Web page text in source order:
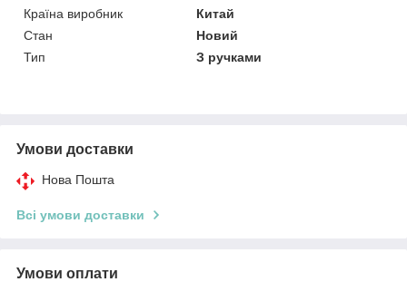
Країна виробник
Китай
Стан
Новий
Тип
З ручками
Умови доставки
Нова Пошта
Всі умови доставки
Умови оплати